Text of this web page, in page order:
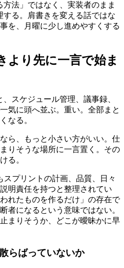
法」ではなく、実装者のまま
る。肩書きを変える話ではな
を、月曜に少し進めやすくする
より先に一言で始ま
スケジュール管理、議事録、
気に頭へ並ぶ。重い。全部まと
なる。
ら、もっと小さい方がいい。仕
りそうな場所に一言置く。その
る。
スプリントの計画、品質、日々
明責任を持つと整理されてい
れたものを作るだけ」の存在で
者になるという意味ではない。
まりそうか、どこが曖昧かに早
らばっていないか